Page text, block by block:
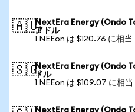
🇦🇺NextEra Energy (Ondo
アドル
1 NEEon は $120.76 に相当
🇸🇬NextEra Energy (Ondo
ドル
1 NEEon は $109.07 に相当
NextEra Energy (Ondo